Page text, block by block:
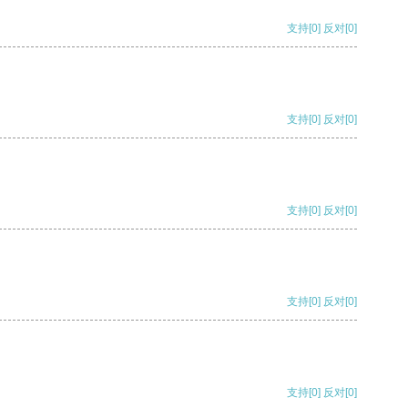
支持[0] 反对[0]
支持[0] 反对[0]
支持[0] 反对[0]
支持[0] 反对[0]
支持[0] 反对[0]